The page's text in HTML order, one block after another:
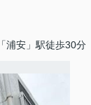
浦安」駅徒歩30分